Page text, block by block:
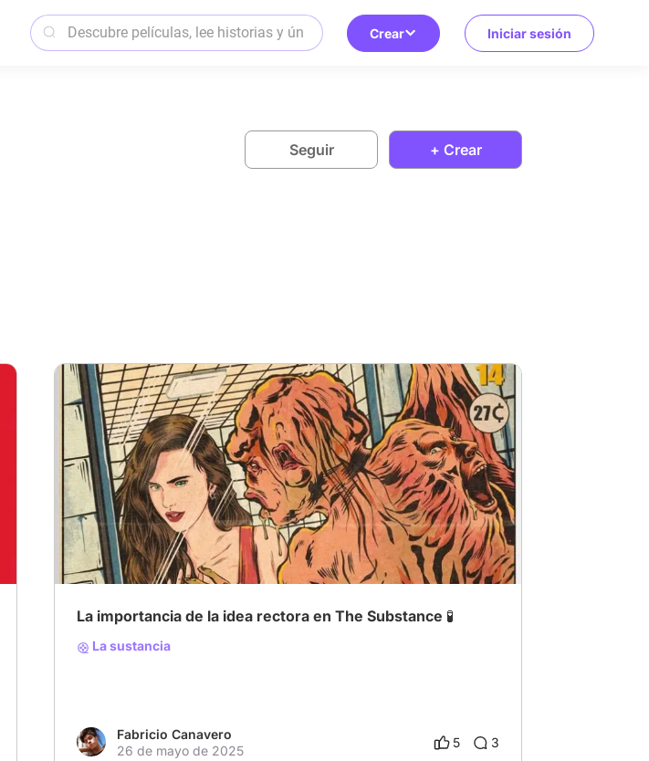
Crear Iniciar sesión
Seguir + Crear
# Guion # MejorPelícula2024 # TheSubstance
La importancia de la idea rectora en The Substance 🧪
La sustancia
Fabricio Canavero
26 de mayo de 2025
5 3